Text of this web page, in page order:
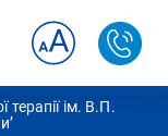
терапії ім. В.П.